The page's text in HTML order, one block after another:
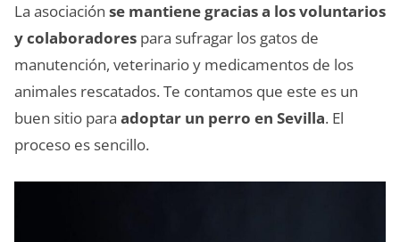
La asociación se mantiene gracias a los voluntarios
y colaboradores para sufragar los gatos de
manutención, veterinario y medicamentos de los
animales rescatados. Te contamos que este es un
buen sitio para adoptar un perro en Sevilla. El
proceso es sencillo.